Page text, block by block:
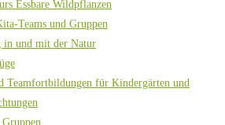
Essbare Wildpflanzen
Teams und Gruppen
in und mit der Natur
Teamfortbildungen für Kindergärten und